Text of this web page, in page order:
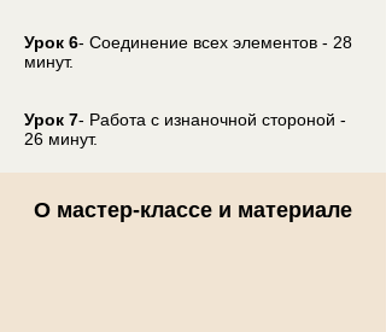
Урок 6- Соединение всех элементов - 28
минут.
Урок 7- Работа с изнаночной стороной -
26 минут.
О мастер-классе и материале